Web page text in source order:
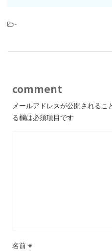
-
comment
メールアドレスが公開されるこ
る欄は必須項目です
名前 ※